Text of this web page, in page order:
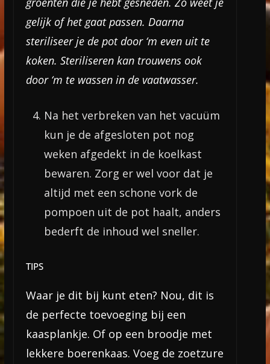
gelijk of het gaat passen. Daarna
steriliseer je de pot door ‘m even uit te
koken. Steriliseren kan trouwens ook
door ‘m te wassen in de vaatwasser.
Na het verbreken van het vacuüm
kun je de afgesloten pot nog
weken afgedekt in de koelkast
bewaren. Zorg er wel voor dat je
altijd met een schone vork de
pompoen uit de pot haalt, anders
bederft de inhoud wel sneller.
TIPS
Waar je dit bij kunt eten? Nou, dit is
de perfecte toevoeging bij een
kaasplankje. Of op een broodje met
lekkere boerenkaas. Voeg de zoetzure